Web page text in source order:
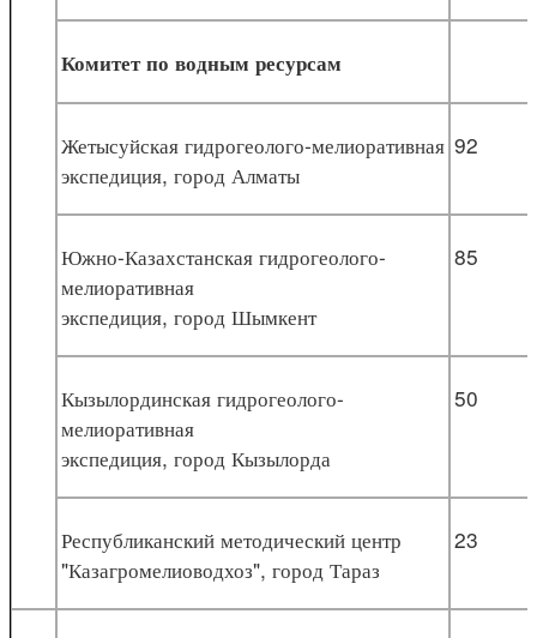
Комитет по водным ресурсам
Жетысуйская гидрогеолого-мелиоративная
экспедиция, город Алматы
92
Южно-Казахстанская гидрогеолого-
мелиоративная
экспедиция, город Шымкент
85
Кызылординская гидрогеолого-
мелиоративная
экспедиция, город Кызылорда
50
Республиканский методический центр
"Казагромелиоводхоз", город Тараз
23